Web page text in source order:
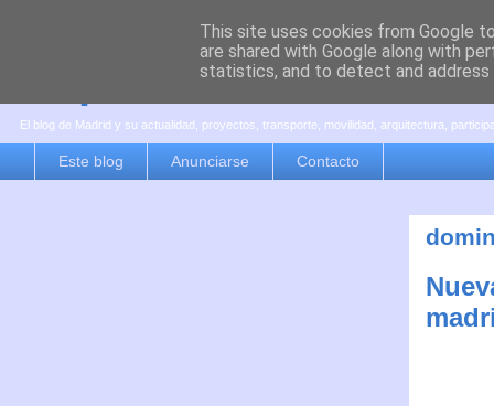
es por madrid
El blog de Madrid y su actualidad, proyectos, transporte, movilidad, arquitectura,
Este blog Anunciarse Contacto
This site uses cookies from Google
are shared with Google along with
statistics, and to detect and address